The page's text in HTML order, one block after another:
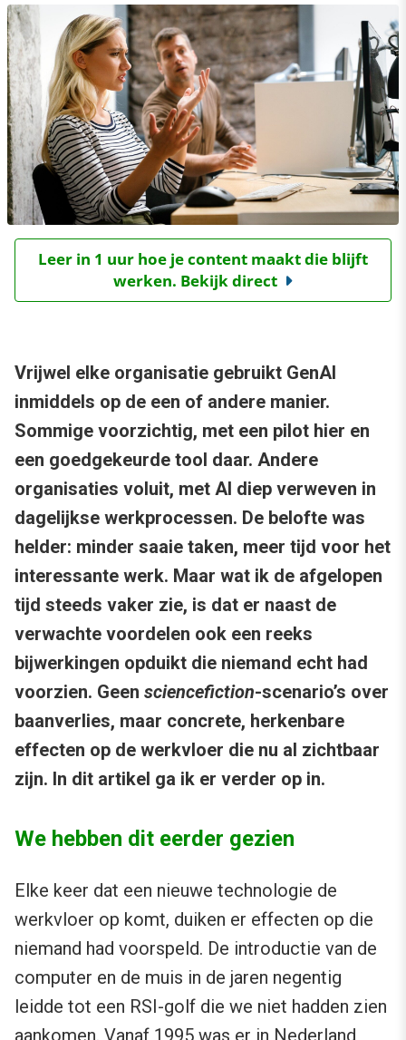
Leer in 1 uur hoe je content maakt die blijft
werken. Bekijk direct
Vrijwel elke organisatie gebruikt GenAI
inmiddels op de een of andere manier.
Sommige voorzichtig, met een pilot hier en
een goedgekeurde tool daar. Andere
organisaties voluit, met AI diep verweven in
dagelijkse werkprocessen. De belofte was
helder: minder saaie taken, meer tijd voor het
interessante werk. Maar wat ik de afgelopen
tijd steeds vaker zie, is dat er naast de
verwachte voordelen ook een reeks
bijwerkingen opduikt die niemand echt had
voorzien. Geen sciencefiction-scenario’s over
baanverlies, maar concrete, herkenbare
effecten op de werkvloer die nu al zichtbaar
zijn. In dit artikel ga ik er verder op in.
We hebben dit eerder gezien
Elke keer dat een nieuwe technologie de
werkvloer op komt, duiken er effecten op die
niemand had voorspeld. De introductie van de
computer en de muis in de jaren negentig
leidde tot een RSI-golf die we niet hadden zien